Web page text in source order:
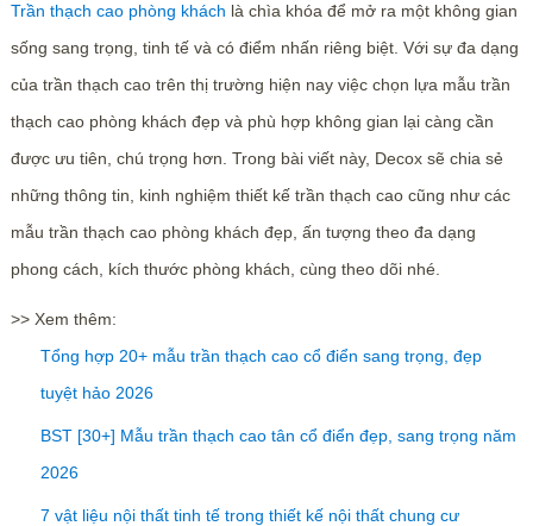
Trần thạch cao phòng khách là chìa khóa để mở ra một không gian
sống sang trọng, tinh tế và có điểm nhấn riêng biệt. Với sự đa dạng
của trần thạch cao trên thị trường hiện nay việc chọn lựa mẫu trần
thạch cao phòng khách đẹp và phù hợp không gian lại càng cần
được ưu tiên, chú trọng hơn. Trong bài viết này, Decox sẽ chia sẻ
những thông tin, kinh nghiệm thiết kế trần thạch cao cũng như các
mẫu trần thạch cao phòng khách đẹp, ấn tượng theo đa dạng
phong cách, kích thước phòng khách, cùng theo dõi nhé.
>> Xem thêm:
Tổng hợp 20+ mẫu trần thạch cao cổ điển sang trọng, đẹp
tuyệt hảo 2026
BST [30+] Mẫu trần thạch cao tân cổ điển đẹp, sang trọng năm
2026
7 vật liệu nội thất tinh tế trong thiết kế nội thất chung cư